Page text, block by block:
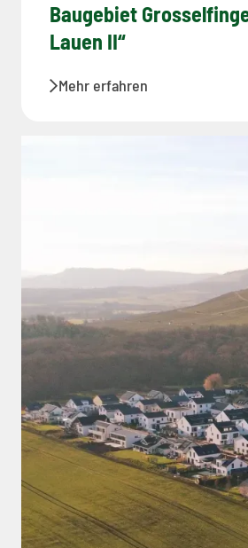
Baugebiet
Lauen II“
Mehr erfahren